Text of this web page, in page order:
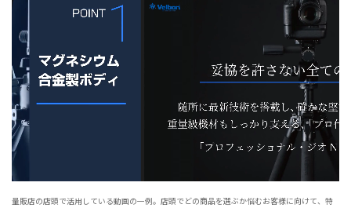
量販店の店頭で活用している動画の一例。店頭でどの商品を選ぶか悩むお客様に向けて、特